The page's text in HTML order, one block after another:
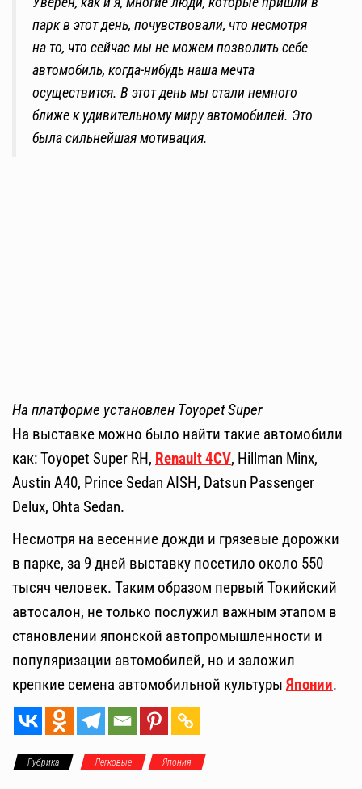
парк в этот день, почувствовали, что несмотря
на то, что сейчас мы не можем позволить себе
автомобиль, когда-нибудь наша мечта
осуществится. В этот день мы стали немного
ближе к удивительному миру автомобилей. Это
была сильнейшая мотивация.
На платформе установлен Toyopet Super
На выставке можно было найти такие автомобили
как: Toyopet Super RH, Renault 4CV, Hillman Minx,
Austin A40, Prince Sedan AISH, Datsun Passenger
Delux, Ohta Sedan.
Несмотря на весенние дожди и грязевые дорожки
в парке, за 9 дней выставку посетило около 550
тысяч человек. Таким образом первый Токийский
автосалон, не только послужил важным этапом в
становлении японской автопромышленности и
популяризации автомобилей, но и заложил
крепкие семена автомобильной культуры Японии.
Рубрика Легковые Япония